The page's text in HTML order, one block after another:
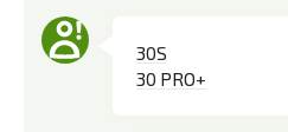
30S
30 PRO+